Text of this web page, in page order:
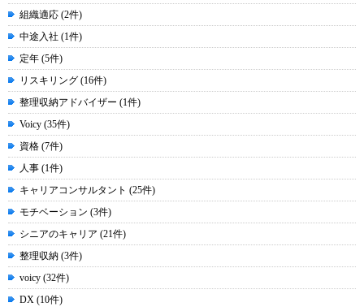
組織適応 (2件)
中途入社 (1件)
定年 (5件)
リスキリング (16件)
整理収納アドバイザー (1件)
Voicy (35件)
資格 (7件)
人事 (1件)
キャリアコンサルタント (25件)
モチベーション (3件)
シニアのキャリア (21件)
整理収納 (3件)
voicy (32件)
DX (10件)